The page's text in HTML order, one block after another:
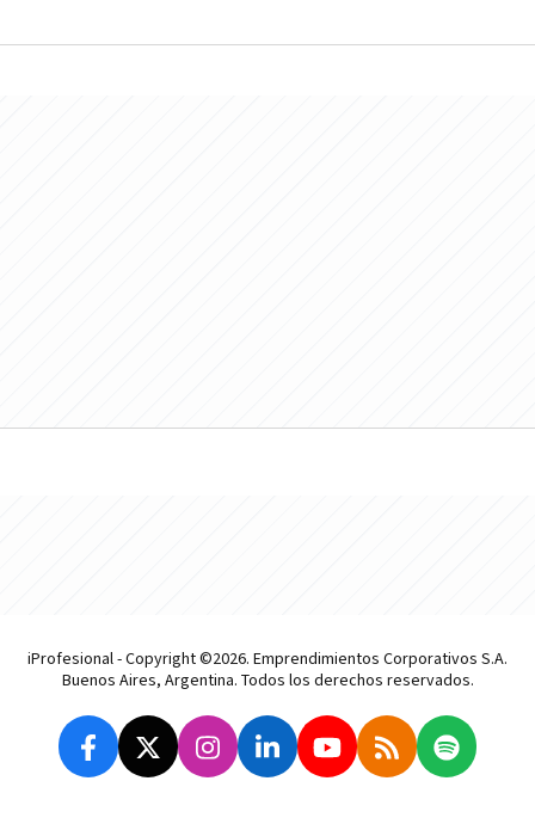
iProfesional - Copyright ©2026. Emprendimientos Corporativos S.A.
Buenos Aires, Argentina. Todos los derechos reservados.